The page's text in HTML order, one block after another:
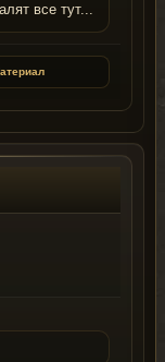
все тут...